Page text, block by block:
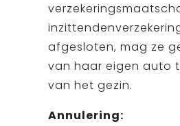
afgesloten, mag ze
van haar eigen auto
van het gezin.
Annulering: